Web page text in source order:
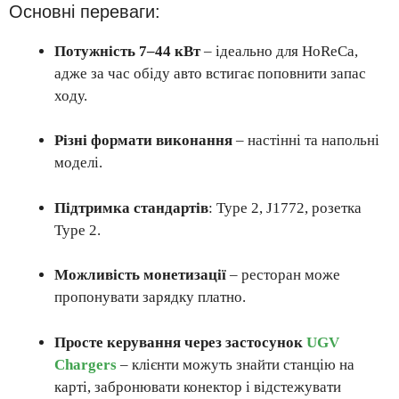
Основні переваги:
Потужність 7–44 кВт– ідеально для HoReCa,
адже за час обіду авто встигає поповнити запас
ходу.
Різні формати виконання – настінні та напольні
моделі.
Підтримка стандартів: Type 2, J1772, розетка
Type 2.
Можливість монетизації – ресторан може
пропонувати зарядку платно.
Просте керування через застосунок UGV
Chargers – клієнти можуть знайти станцію на
карті, забронювати конектор і відстежувати